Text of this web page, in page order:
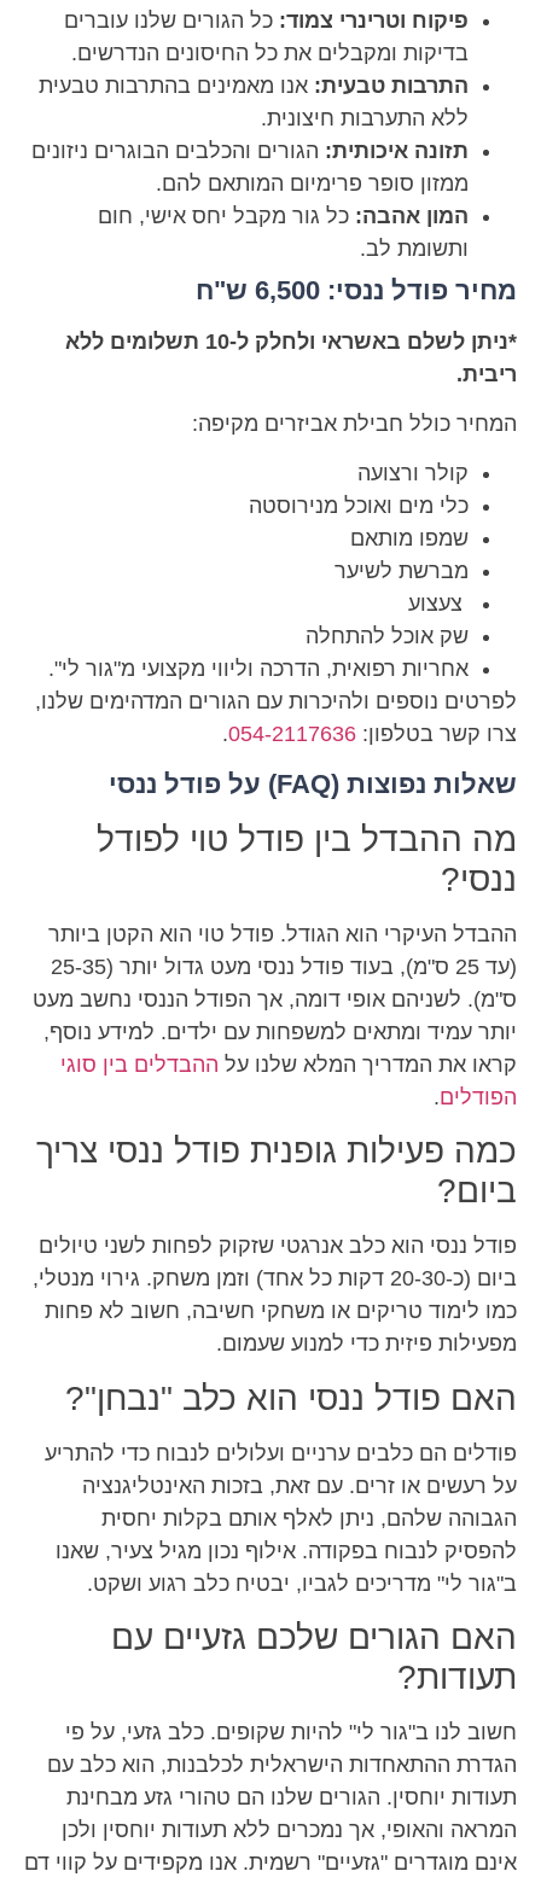
פיקוח וטרינרי צמוד: כל הגורים שלנו עוברים
בדיקות ומקבלים את כל החיסונים הנדרשים.
התרבות טבעית: אנו מאמינים בהתרבות טבעית
ללא התערבות חיצונית.
תזונה איכותית: הגורים והכלבים הבוגרים ניזונים
ממזון סופר פרימיום המותאם להם.
המון אהבה: כל גור מקבל יחס אישי, חום
ותשומת לב.
מחיר פודל ננסי: 6,500 ש"ח
*ניתן לשלם באשראי ולחלק ל-10 תשלומים ללא
ריבית.
המחיר כולל חבילת אביזרים מקיפה:
קולר ורצועה
כלי מים ואוכל מנירוסטה
שמפו מותאם
מברשת לשיער
צעצוע
שק אוכל להתחלה
אחריות רפואית, הדרכה וליווי מקצועי מ"גור לי".
לפרטים נוספים ולהיכרות עם הגורים המדהימים שלנו,
צרו קשר בטלפון: 054-2117636
.
שאלות נפוצות (FAQ) על פודל ננסי
מה ההבדל בין פודל טוי לפודל
ננסי?
ההבדל העיקרי הוא הגודל. פודל טוי הוא הקטן ביותר
(עד 25 ס"מ), בעוד פודל ננסי מעט גדול יותר (25-35
ס"מ). לשניהם אופי דומה, אך הפודל הננסי נחשב מעט
יותר עמיד ומתאים למשפחות עם ילדים. למידע נוסף,
קראו את המדריך המלא שלנו על ההבדלים בין סוגי
הפודלים.
כמה פעילות גופנית פודל ננסי צריך
ביום?
פודל ננסי הוא כלב אנרגטי שזקוק לפחות לשני טיולים
ביום (כ-20-30 דקות כל אחד) וזמן משחק. גירוי מנטלי,
כמו לימוד טריקים או משחקי חשיבה, חשוב לא פחות
מפעילות פיזית כדי למנוע שעמום.
האם פודל ננסי הוא כלב "נבחן"?
פודלים הם כלבים ערניים ועלולים לנבוח כדי להתריע
על רעשים או זרים. עם זאת, בזכות האינטליגנציה
הגבוהה שלהם, ניתן לאלף אותם בקלות יחסית
להפסיק לנבוח בפקודה. אילוף נכון מגיל צעיר, שאנו
ב"גור לי" מדריכים לגביו, יבטיח כלב רגוע ושקט.
האם הגורים שלכם גזעיים עם
תעודות?
חשוב לנו ב"גור לי" להיות שקופים. כלב גזעי, על פי
הגדרת ההתאחדות הישראלית לכלבנות, הוא כלב עם
תעודות יוחסין. הגורים שלנו הם טהורי גזע מבחינת
המראה והאופי, אך נמכרים ללא תעודות יוחסין ולכן
אינם מוגדרים "גזעיים" רשמית. אנו מקפידים על קווי דם